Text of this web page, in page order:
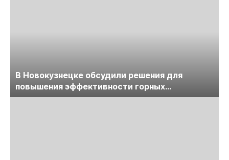
В Новокузнецке обсудили решения для
повышения эффективности горных
предприятий